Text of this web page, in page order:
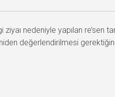
ziyaı nedeniyle yapılan re’sen
değerlendirilmesi